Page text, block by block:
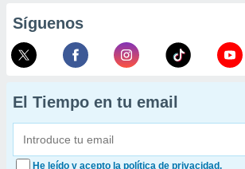
Síguenos
El Tiempo en tu email
He leído y acepto la política de privacidad.